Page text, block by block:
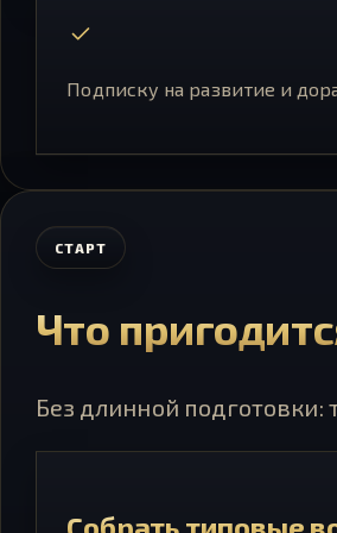
Подписку на развитие и
СТАРТ
Что
Без длинной подготовки: